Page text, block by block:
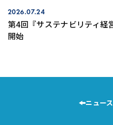
2026.07.24
第4回『サステナビリティ経
開始
ニュー